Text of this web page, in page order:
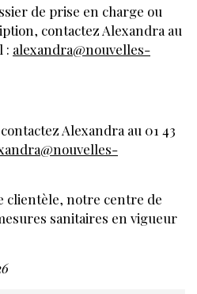
de prise en charge ou
contactez Alexandra au
: alexandra@nouvelles-
Alexandra au 01 43
clientèle, notre centre de
sanitaires en vigueur